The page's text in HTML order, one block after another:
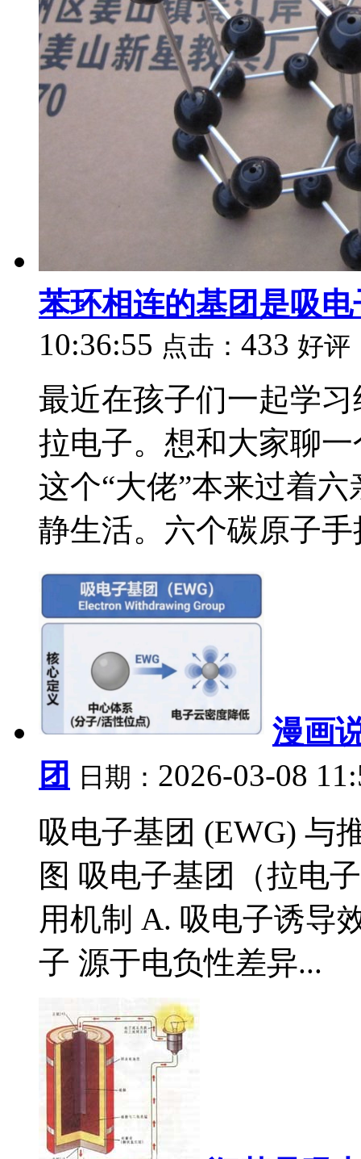
苯环相连的基团是吸
10:36:55 点击： 433 好评
最近在孩子们一起学
拉电子。想和大家聊
这个“大佬”本来过着
静生活。六个碳原子
漫画
团
日期： 2026-03-08
吸电子基团 (EWG) 与
图 吸电子基团（拉电
用机制 A. 吸电子诱导
子 源于电负性差异...